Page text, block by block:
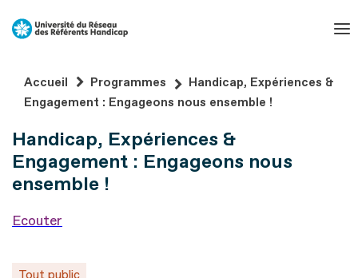
Aller
Aller
au
de
page
Accueil Programmes
Handicap, Expériences &
Engagement : Engageons nous ensemble !
Handicap, Expériences &
Engagement : Engageons nous
ensemble !
Ecouter